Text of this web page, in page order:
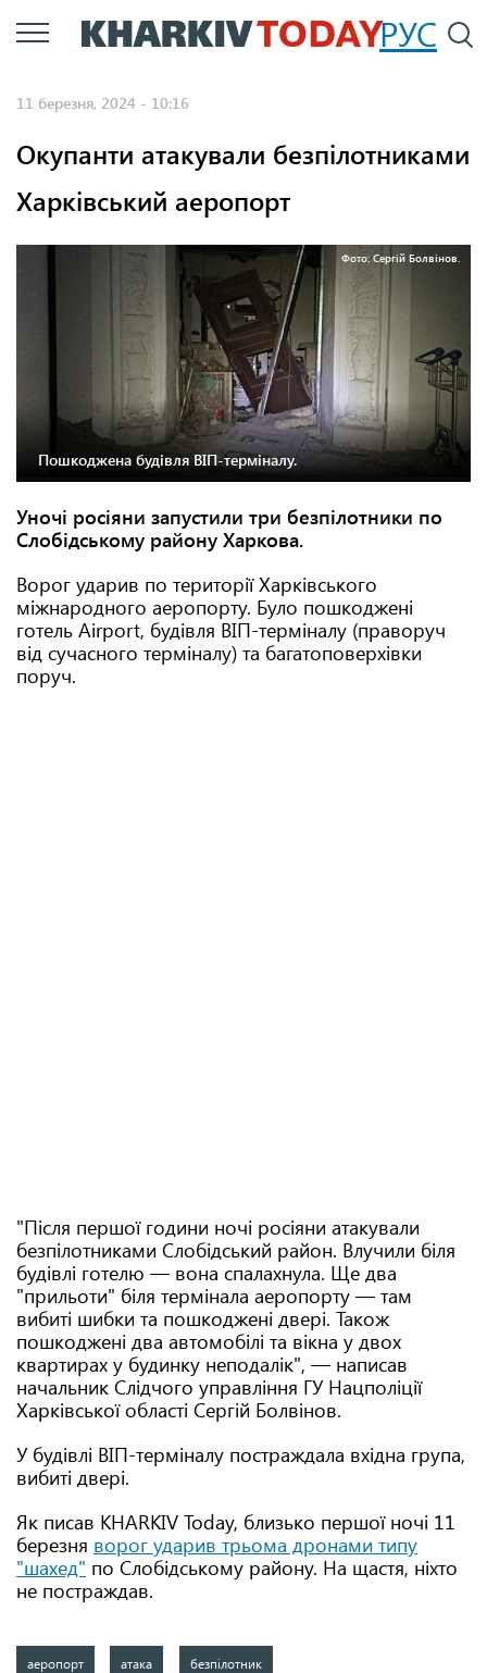
Перейти
до
РУС
11 березня, 2024 - 10:16
Окупанти атакували безпілотниками
Харківський аеропорт
Фото: Сергій Болвінов.
Пошкоджена будівля ВІП-терміналу.
Уночі росіяни запустили три безпілотники по
Слобідському району Харкова.
Ворог ударив по території Харківського
міжнародного аеропорту. Було пошкоджені
готель Airport, будівля ВІП-терміналу (праворуч
від сучасного терміналу) та багатоповерхівки
поруч.
"Після першої години ночі росіяни атакували
безпілотниками Слобідський район. Влучили біля
будівлі готелю — вона спалахнула. Ще два
"прильоти" біля термінала аеропорту — там
вибиті шибки та пошкоджені двері. Також
пошкоджені два автомобілі та вікна у двох
квартирах у будинку неподалік", — написав
начальник Слідчого управління ГУ Нацполіції
Харківської області Сергій Болвінов.
У будівлі ВІП-терміналу постраждала вхідна група,
вибиті двері.
Як писав KHARKIV Today, близько першої ночі 11
березня ворог ударив трьома дронами типу
"шахед" по Слобідському району. На щастя, ніхто
не постраждав.
аеропорт атака безпілотник